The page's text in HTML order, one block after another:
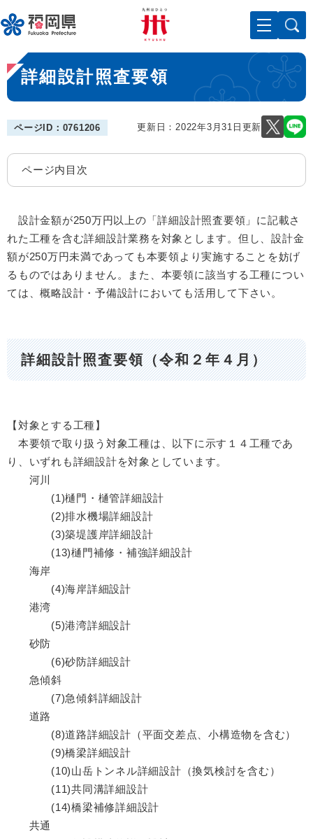
ー
ジ
先
頭
で
メニューを飛ばして本文へ
本
文
詳細設計照査要領
ページID：0761206 更新日：2022年3月31日更新
ページ内目次
設計金額が250万円以上の「詳細設計照査要領」に記載さ
れた工種を含む詳細設計業務を対象とします。但し、設計金
額が250万円未満であっても本要領より実施することを妨げ
るものではありません。また、本要領に該当する工種につい
ては、概略設計・予備設計においても活用して下さい。
詳細設計照査要領（令和２年４月）
【対象とする工種】
本要領で取り扱う対象工種は、以下に示す１４工種であ
り、いずれも詳細設計を対象としています。
河川
(1)樋門・樋管詳細設計
(2)排水機場詳細設計
(3)築堤護岸詳細設計
(13)樋門補修・補強詳細設計
海岸
(4)海岸詳細設計
港湾
(5)港湾詳細設計
砂防
(6)砂防詳細設計
急傾斜
(7)急傾斜詳細設計
道路
(8)道路詳細設計（平面交差点、小構造物を含む）
(9)橋梁詳細設計
(10)山岳トンネル詳細設計（換気検討を含む）
(11)共同溝詳細設計
(14)橋梁補修詳細設計
共通